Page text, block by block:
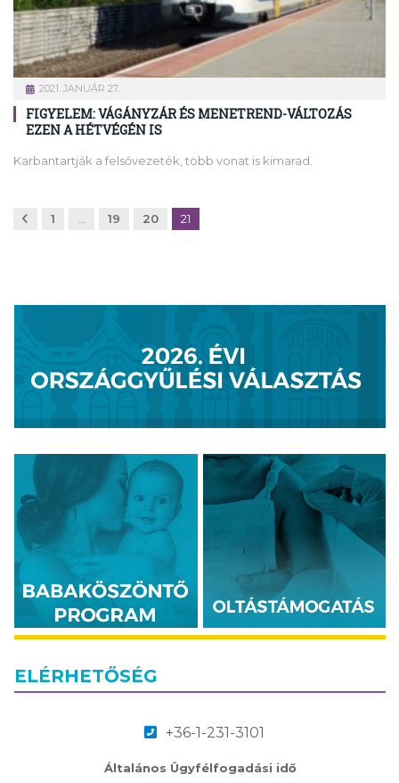
2021. JANUÁR 27.
FIGYELEM: VÁGÁNYZÁR ÉS MENETREND-VÁLTOZÁS
EZEN A HÉTVÉGÉN IS
Karbantartják a felsővezeték, több vonat is kimarad.
Előző1 19 20 21
ELÉRHETŐSÉG
+36-1-231-3101
Általános Ügyfélfogadási idő